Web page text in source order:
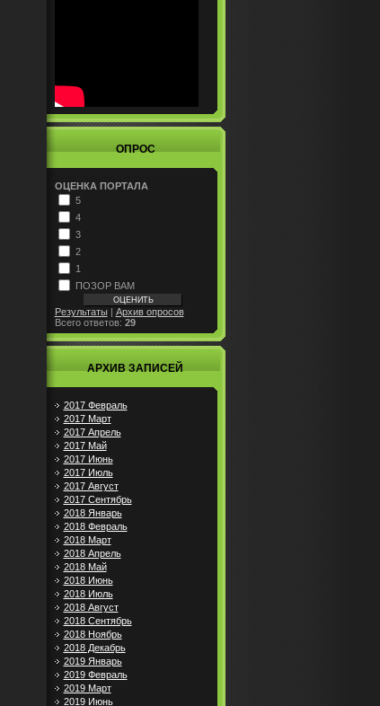
ОПРОС
ОЦЕНКА ПОРТАЛА
5
4
3
2
1
ПОЗОР ВАМ
Результаты| Архив опросов
Всего ответов: 29
АРХИВ ЗАПИСЕЙ
2017 Февраль
2017 Март
2017 Апрель
2017 Май
2017 Июнь
2017 Июль
2017 Август
2017 Сентябрь
2018 Январь
2018 Февраль
2018 Март
2018 Апрель
2018 Май
2018 Июнь
2018 Июль
2018 Август
2018 Сентябрь
2018 Ноябрь
2018 Декабрь
2019 Январь
2019 Февраль
2019 Март
2019 Июнь